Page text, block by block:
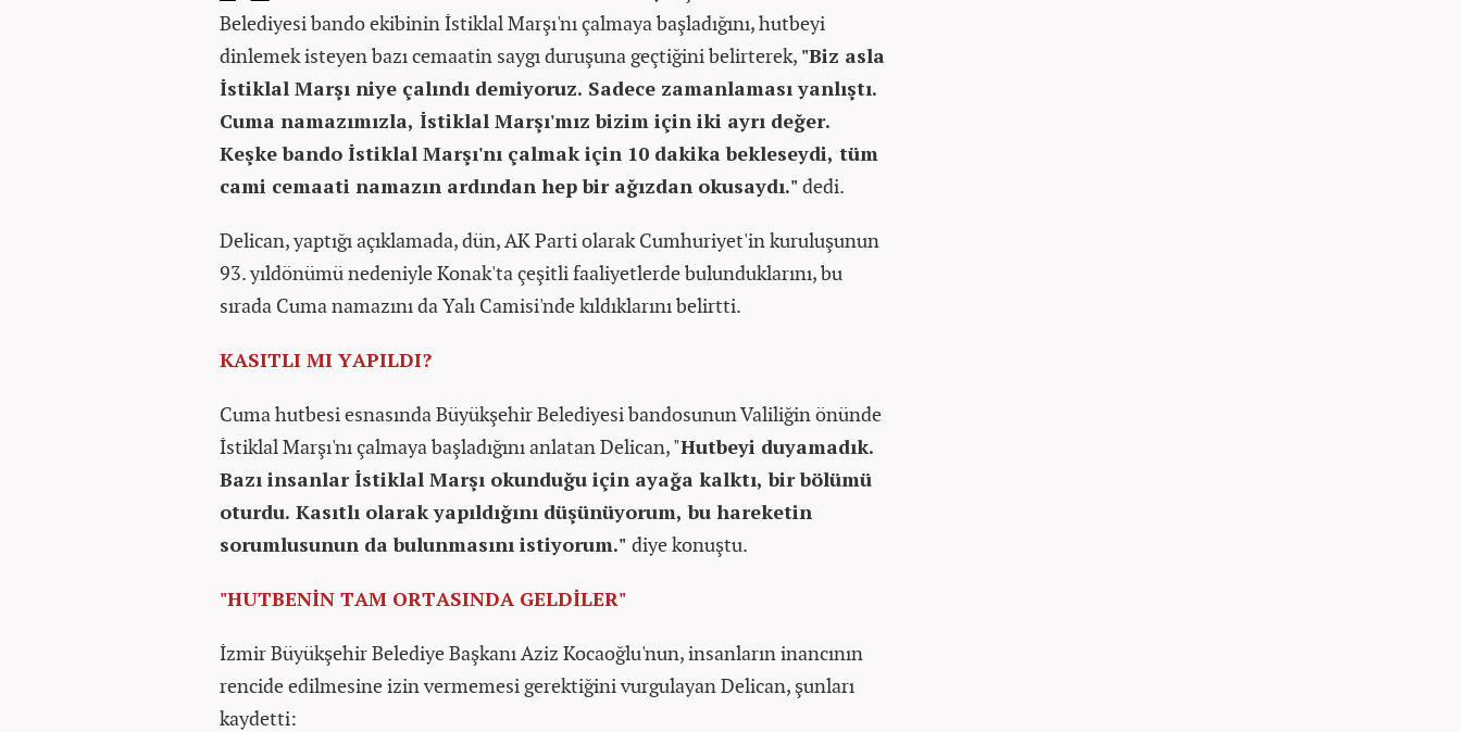
Belediyesi bando ekibinin İstiklal Marşı'nı çalmaya başladığını, hutbeyi
dinlemek isteyen bazı cemaatin saygı duruşuna geçtiğini belirterek, "Biz asla
İstiklal Marşı niye çalındı demiyoruz. Sadece zamanlaması yanlıştı.
Cuma namazımızla, İstiklal Marşı'mız bizim için iki ayrı değer.
Keşke bando İstiklal Marşı'nı çalmak için 10 dakika bekleseydi, tüm
cami cemaati namazın ardından hep bir ağızdan okusaydı."dedi.
Delican, yaptığı açıklamada, dün, AK Parti olarak Cumhuriyet'in kuruluşunun
93. yıldönümü nedeniyle Konak'ta çeşitli faaliyetlerde bulunduklarını, bu
sırada Cuma namazını da Yalı Camisi'nde kıldıklarını belirtti.
KASITLI MI YAPILDI?
Cuma hutbesi esnasında Büyükşehir Belediyesi bandosunun Valiliğin önünde
İstiklal Marşı'nı çalmaya başladığını anlatan Delican, "Hutbeyi duyamadık.
Bazı insanlar İstiklal Marşı okunduğu için ayağa kalktı, bir bölümü
oturdu. Kasıtlı olarak yapıldığını düşünüyorum, bu hareketin
sorumlusunun da bulunmasını istiyorum." diye konuştu.
"HUTBENİN TAM ORTASINDA GELDİLER"
İzmir Büyükşehir Belediye Başkanı Aziz Kocaoğlu'nun, insanların inancının
rencide edilmesine izin vermemesi gerektiğini vurgulayan Delican, şunları
kaydetti: